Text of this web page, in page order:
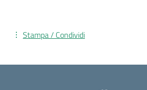
Stampa / Condividi